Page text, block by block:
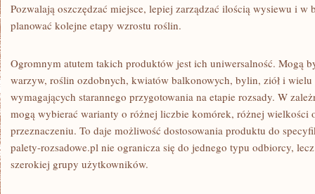
Pozwalają oszczędzać miejsce, lepiej zarządzać ilością wysiewu i w
planować kolejne etapy wzrostu roślin.
Ogromnym atutem takich produktów jest ich uniwersalność. Mogą
warzyw, roślin ozdobnych, kwiatów balkonowych, bylin, ziół i
wymagających starannego przygotowania na etapie rozsady. W
mogą wybierać warianty o różnej liczbie komórek, różnej wielkości
przeznaczeniu. To daje możliwość dostosowania produktu do
palety-rozsadowe.pl nie ogranicza się do jednego typu odbiorcy,
szerokiej grupy użytkowników.